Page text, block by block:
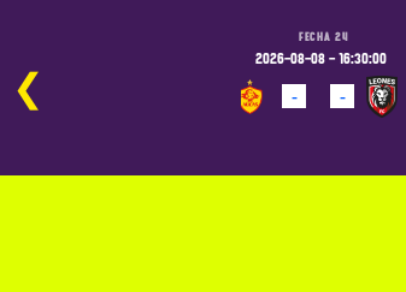
FECHA 24
2026-08-08 - 16:30:00
-
-
❮